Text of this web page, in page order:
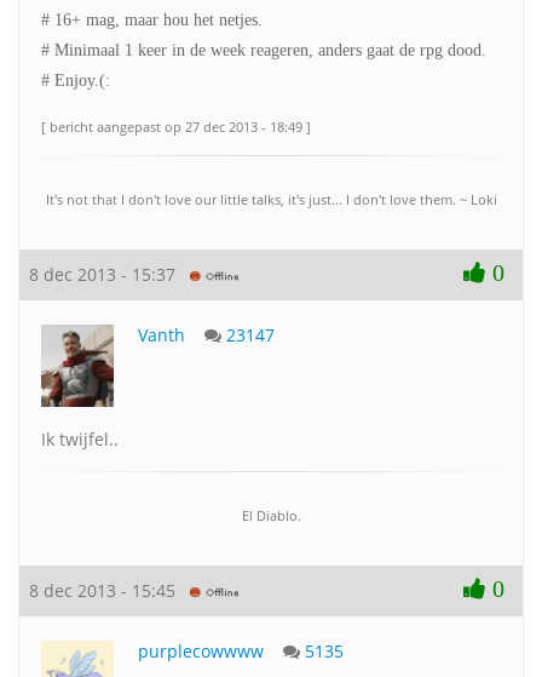
# 16+ mag, maar hou het netjes.
# Minimaal 1 keer in de week reageren, anders gaat de rpg dood.
# Enjoy.(:
[ bericht aangepast op 27 dec 2013 - 18:49 ]
It's not that I don't love our little talks, it's just... I don't love them. ~ Loki
8 dec 2013 - 15:37 0
Vanth 23147
Ik twijfel..
El Diablo.
8 dec 2013 - 15:45 0
purplecowwww 5135